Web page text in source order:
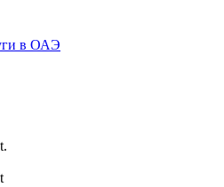
в ОАЭ